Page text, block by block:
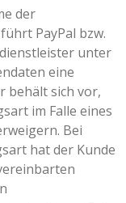
der
PayPal bzw.
unter
eine
behält sich vor,
im Falle eines
Bei
hat der Kunde